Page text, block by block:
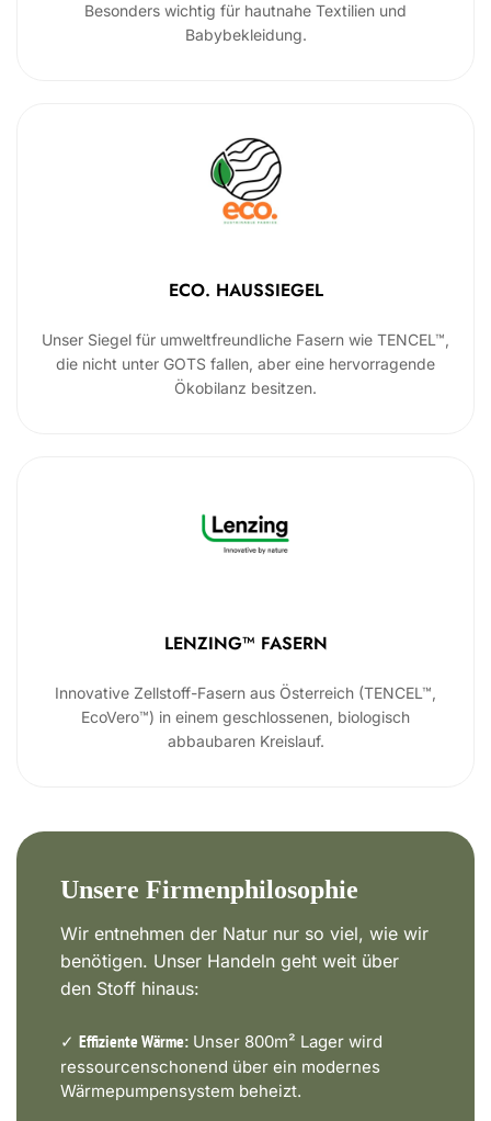
Besonders wichtig für hautnahe Textilien und
Babybekleidung.
ECO. HAUSSIEGEL
Unser Siegel für umweltfreundliche Fasern wie TENCEL™,
die nicht unter GOTS fallen, aber eine hervorragende
Ökobilanz besitzen.
LENZING™ FASERN
Innovative Zellstoff-Fasern aus Österreich (TENCEL™,
EcoVero™) in einem geschlossenen, biologisch
abbaubaren Kreislauf.
Unsere Firmenphilosophie
Wir entnehmen der Natur nur so viel, wie wir
benötigen. Unser Handeln geht weit über
den Stoff hinaus:
✓ Effiziente Wärme: Unser 800m² Lager wird
ressourcenschonend über ein modernes
Wärmepumpensystem beheizt.